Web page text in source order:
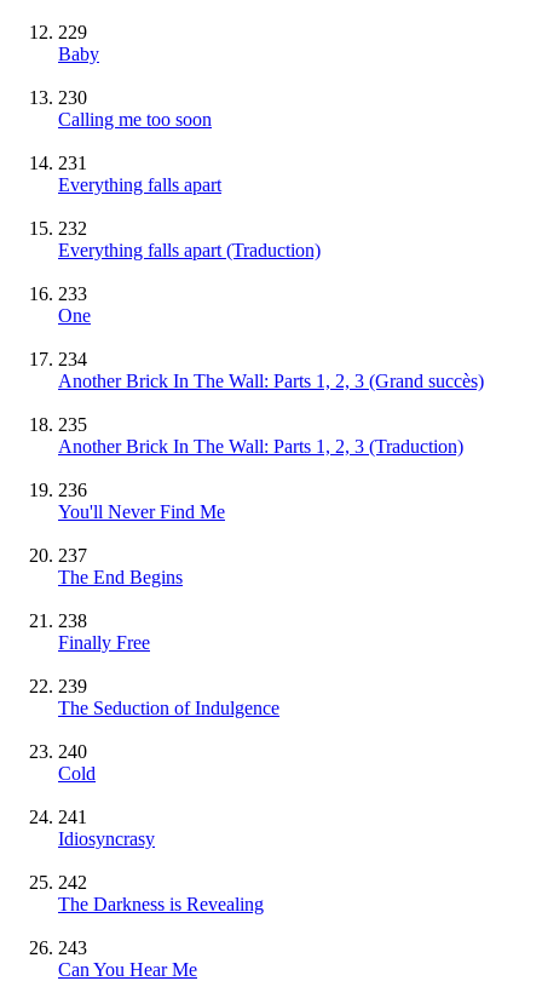
229
Baby
230
Calling me too soon
231
Everything falls apart
232
Everything falls apart (Traduction)
233
One
234
Another Brick In The Wall: Parts 1, 2, 3 (Grand succès)
235
Another Brick In The Wall: Parts 1, 2, 3 (Traduction)
236
You'll Never Find Me
237
The End Begins
238
Finally Free
239
The Seduction of Indulgence
240
Cold
241
Idiosyncrasy
242
The Darkness is Revealing
243
Can You Hear Me